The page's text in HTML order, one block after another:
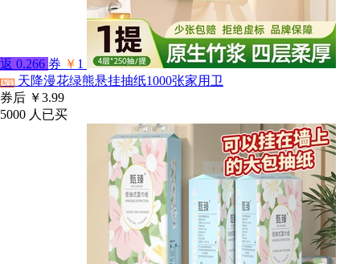
返 0.266 券 ￥ 1
淘宝
天降漫花绿熊悬挂抽纸1000张家用卫
券后 ￥3.99
5000 人已买